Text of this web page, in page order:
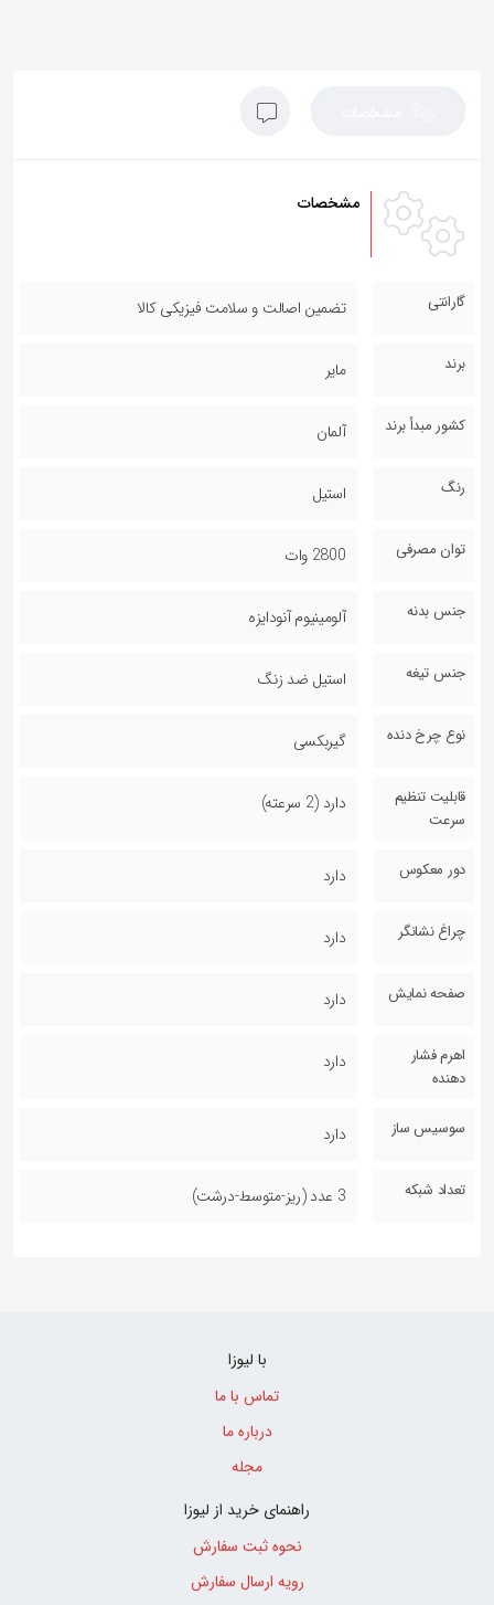
مشخصات
گارانتی تضمین اصالت و سلامت فیزیکی کالا
برند مایر
کشور مبدأ برند آلمان
رنگ استیل
توان مصرفی 2800 وات
جنس بدنه آلومینیوم آنودایزه
جنس تیغه استیل ضد زنگ
نوع چرخ دنده گیربکسی
قابلیت تنظیم
سرعت
دارد (2 سرعته)
دور معکوس دارد
چراغ نشانگر دارد
صفحه نمایش دارد
اهرم فشار
دهنده
دارد
سوسیس ساز دارد
تعداد شبکه 3 عدد (ریز-متوسط-درشت)
با لیوزا
تماس با ما
درباره ما
مجله
راهنمای خرید از لیوزا
نحوه ثبت سفارش
رویه ارسال سفارش